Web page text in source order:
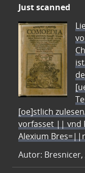
Just scanned
[oe]stlich
vorfasset || vnd
Alexium
Autor: Bresnicer,